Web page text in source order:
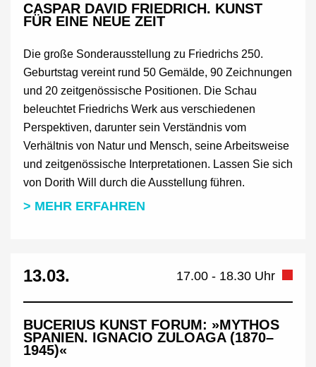
CASPAR DAVID FRIEDRICH. KUNST
FÜR EINE NEUE ZEIT
Die große Sonderausstellung zu Friedrichs 250.
Geburtstag vereint rund 50 Gemälde, 90 Zeichnungen
und 20 zeitgenössische Positionen. Die Schau
beleuchtet Friedrichs Werk aus verschiedenen
Perspektiven, darunter sein Verständnis vom
Verhältnis von Natur und Mensch, seine Arbeitsweise
und zeitgenössische Interpretationen. Lassen Sie sich
von Dorith Will durch die Ausstellung führen.
> MEHR ERFAHREN
13.03. 17.00 - 18.30 Uhr
BUCERIUS KUNST FORUM: »MYTHOS
SPANIEN. IGNACIO ZULOAGA (1870–
1945)«